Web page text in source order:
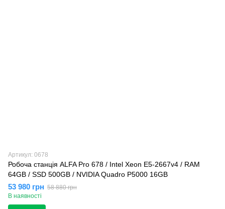
Артикул: 0678
Робоча станція ALFA Pro 678 / Intel Xeon E5-2667v4 / RAM
64GB / SSD 500GB / NVIDIA Quadro P5000 16GB
53 980 грн 58 880 грн
В наявності